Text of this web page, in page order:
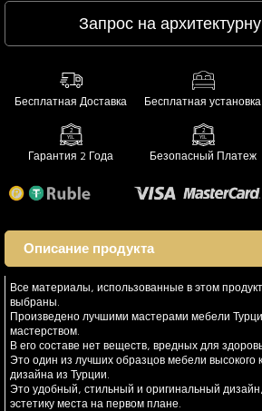
Запрос на
Бесплатная Доставка Бесплатная установка
Гарантия 2 Года Безопасный Платеж
Описание продукта
Все материалы, использованные в этом
выбраны.
Произведено лучшими мастерами мебели
мастерством.
В его составе нет веществ, вредных для
Это один из лучших образцов мебели высокого
дизайна из Турции.
Это удобный, стильный и оригинальный
эстетику места на первом плане.